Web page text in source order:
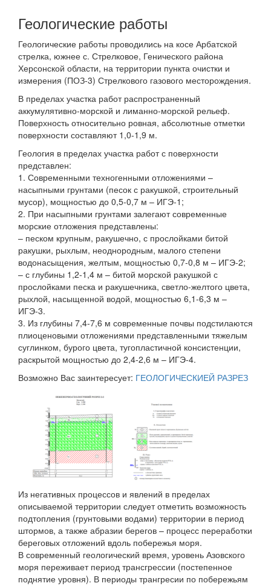
Геологические работы
Геологические работы проводились на косе Арбатской
стрелка, южнее с. Стрелковое, Генического района
Херсонской области, на территории пункта очистки и
измерения (ПОЗ-3) Стрелкового газового месторождения.
В пределах участка работ распространенный
аккумулятивно-морской и лиманно-морской рельеф.
Поверхность относительно ровная, абсолютные отметки
поверхности составляют 1,0-1,9 м.
Геология в пределах участка работ с поверхности
представлен:
1. Современными техногенными отложениями –
насыпными грунтами (песок с ракушкой, строительный
мусор), мощностью до 0,5-0,7 м – ИГЭ-1;
2. При насыпными грунтами залегают современные
морские отложения представлены:
– песком крупным, ракушечно, с прослойками битой
ракушки, рыхлым, неоднородным, малого степени
водонасыщения, желтым, мощностью 0,7-0,8 м – ИГЭ-2;
– с глубины 1,2-1,4 м – битой морской ракушкой с
прослойками песка и ракушечника, светло-желтого цвета,
рыхлой, насыщенной водой, мощностью 6,1-6,3 м –
ИГЭ-3.
3. Из глубины 7,4-7,6 м современные почвы подстилаются
плиоценовыми отложениями представленными тяжелым
суглинком, бурого цвета, тугопластичной консистенции,
раскрытой мощностью до 2,4-2,6 м – ИГЭ-4.
Возможно Вас заинтересует: ГЕОЛОГИЧЕСКИЕЙ РАЗРЕЗ
Из негативных процессов и явлений в пределах
описываемой территории следует отметить возможность
подтопления (грунтовыми водами) территории в период
штормов, а также абразии берегов – процесс переработки
береговых отложений вдоль побережья моря.
В современный геологический время, уровень Азовского
моря переживает период трансгрессии (постепенное
поднятие уровня). В периоды трангресии по побережьям